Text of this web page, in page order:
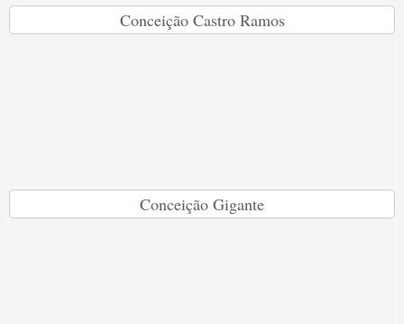
Conceição Castro Ramos
Conceição Gigante